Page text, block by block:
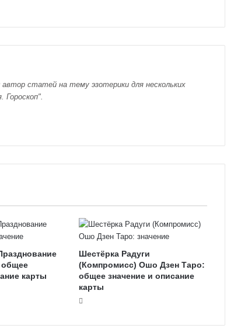
статей на тему эзотерики для нескольких
Гороскоп".
карты
Шестёрка Радуги
(Компромисс) Ошо Дзен Таро:
общее значение и описание
карты